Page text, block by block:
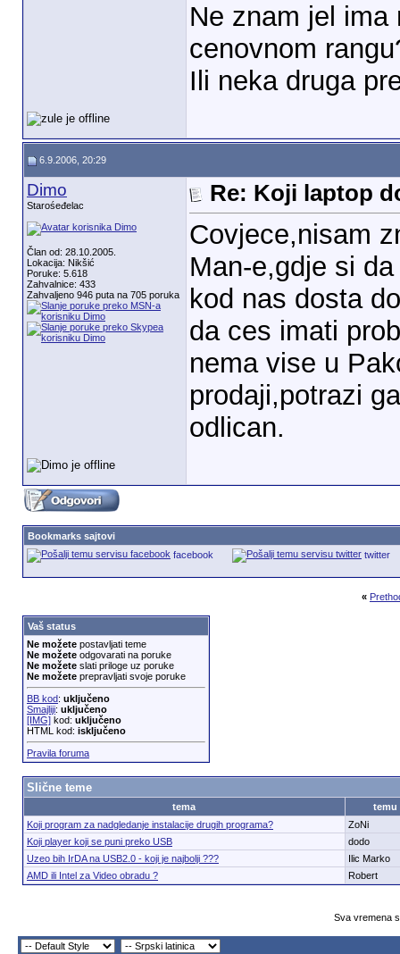
Ne znam jel
cenovnom
Ili neka druga
6.9.2006, 20:29
Dimo
Starośeđelac
Član od: 28.10.2005.
Lokacija: Nikšić
Poruke: 5.618
Zahvalnice: 433
Zahvaljeno 946 puta na 705 poruka
Re: Koji laptop
Covjece,nisam
Man-e,gdje si
kod nas dosta
da ces imati
nema vise u
prodaji,potrazi
odlican.
Bookmarks sajtovi
facebook
twitter
«
Vaš status
Ne možetepostavljati teme
Ne možeteodgovarati na poruke
Ne možeteslati priloge uz poruke
Ne možeteprepravljati svoje poruke
BB kod: uključeno
Smajliji: uključeno
[IMG]kod: uključeno
HTML kod: isključeno
Pravila foruma
Slične teme
tema
temu
Koji program za nadgledanje instalacije drugih programa?
ZoNi
Koji player koji se puni preko USB
dodo
Uzeo bih IrDA na USB2.0 - koji je najbolji ???
Ilic Marko
AMD ili Intel za Video obradu ?
Robert
Sva vremena